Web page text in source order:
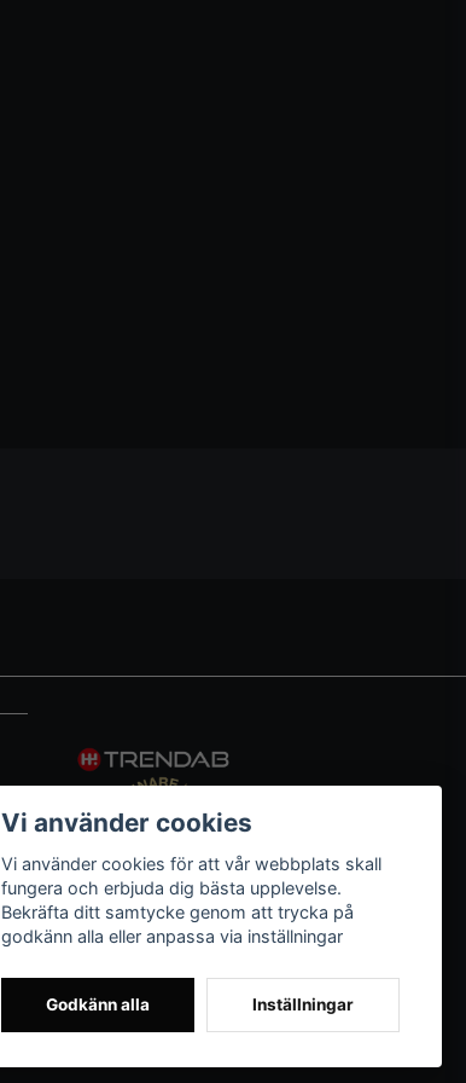
Vi använder cookies
Vi använder cookies för att vår webbplats skall
fungera och erbjuda dig bästa upplevelse.
Bekräfta ditt samtycke genom att trycka på
godkänn alla eller anpassa via inställningar
Godkänn alla Inställningar